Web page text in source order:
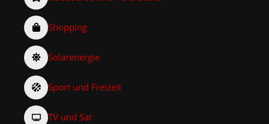
Shopping
Solarenergie
Sport und Freizeit
TV und Sat